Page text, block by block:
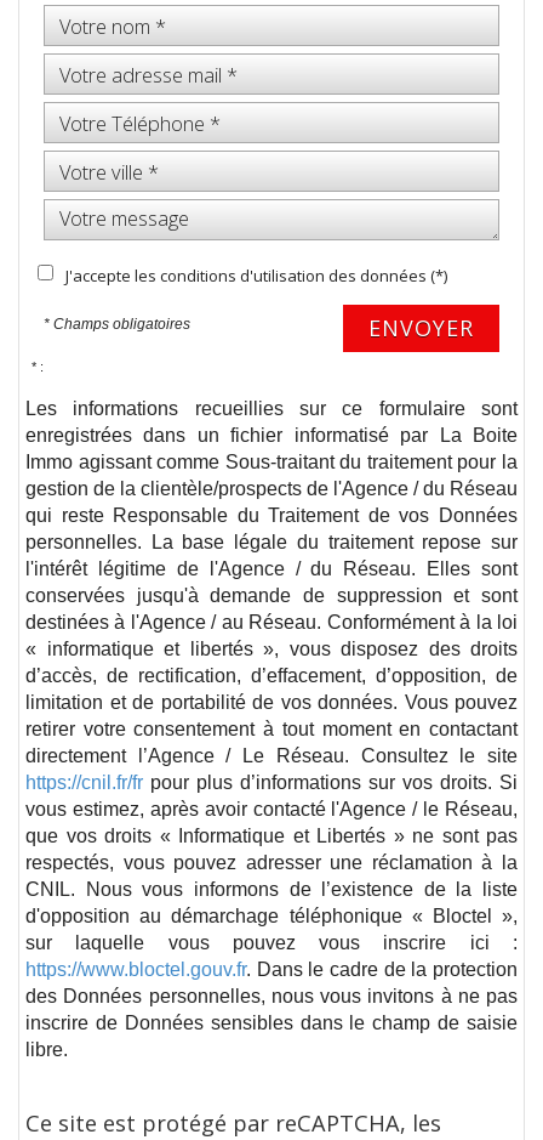
J'accepte les conditions d'utilisation des données (*)
* Champs obligatoires ENVOYER
* :
Les informations recueillies sur ce formulaire sont
enregistrées dans un fichier informatisé par La Boite
Immo agissant comme Sous-traitant du traitement pour la
gestion de la clientèle/prospects de l'Agence / du Réseau
qui reste Responsable du Traitement de vos Données
personnelles. La base légale du traitement repose sur
l'intérêt légitime de l'Agence / du Réseau. Elles sont
conservées jusqu'à demande de suppression et sont
destinées à l'Agence / au Réseau. Conformément à la loi
« informatique et libertés », vous disposez des droits
d’accès, de rectification, d’effacement, d’opposition, de
limitation et de portabilité de vos données. Vous pouvez
retirer votre consentement à tout moment en contactant
directement l’Agence / Le Réseau. Consultez le site
https://cnil.fr/fr pour plus d’informations sur vos droits. Si
vous estimez, après avoir contacté l'Agence / le Réseau,
que vos droits « Informatique et Libertés » ne sont pas
respectés, vous pouvez adresser une réclamation à la
CNIL. Nous vous informons de l’existence de la liste
d'opposition au démarchage téléphonique « Bloctel »,
sur laquelle vous pouvez vous inscrire ici :
https://www.bloctel.gouv.fr. Dans le cadre de la protection
des Données personnelles, nous vous invitons à ne pas
inscrire de Données sensibles dans le champ de saisie
libre.
Ce site est protégé par reCAPTCHA, les